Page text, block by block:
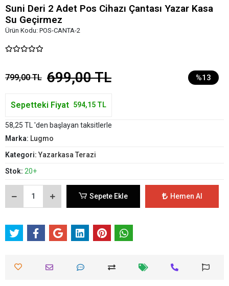
Suni Deri 2 Adet Pos Cihazı Çantası Yazar Kasa
Su Geçirmez
Ürün Kodu: POS-CANTA-2
799,00 TL 699,00 TL %13
Sepetteki Fiyat 594,15 TL
58,25 TL 'den başlayan taksitlerle
Marka: Lugmo
Kategori:Yazarkasa Terazi
Stok: 20+
Sepete Ekle Hemen Al